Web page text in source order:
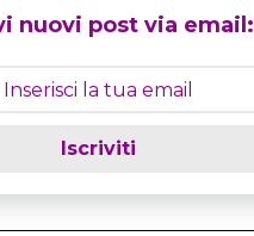
nuovi post via email:
Iscriviti